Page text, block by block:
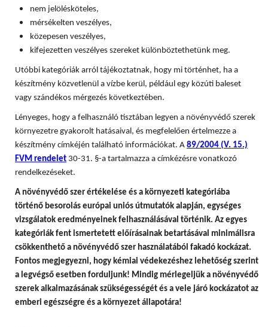
nem jelölésköteles,
mérsékelten veszélyes,
közepesen veszélyes,
kifejezetten veszélyes szereket különböztethetünk meg.
Utóbbi kategóriák arról tájékoztatnak, hogy mi történhet, ha a
készítmény közvetlenül a vízbe kerül, például egy közúti baleset
vagy szándékos mérgezés következtében.
Lényeges, hogy a felhasználó tisztában legyen a növényvédő szerek
környezetre gyakorolt hatásaival, és megfelelően értelmezze a
készítmény címkéjén található információkat. A 89/2004 (V. 15.)
FVM rendelet 30-31. §-a tartalmazza a címkézésre vonatkozó
rendelkezéseket.
A növényvédő szer értékelése és a környezeti kategóriába
történő besorolás európai uniós útmutatók alapján, egységes
vizsgálatok eredményeinek felhasználásával történik. Az egyes
kategóriák fent ismertetett előírásainak betartásával minimálisra
csökkenthető a növényvédő szer használatából fakadó kockázat.
Fontos megjegyezni, hogy kémiai védekezéshez lehetőség szerint
a legvégső esetben forduljunk! Mindig mérlegeljük a növényvédő
szerek alkalmazásának szükségességét és a vele járó kockázatot az
emberi egészségre és a környezet állapotára!